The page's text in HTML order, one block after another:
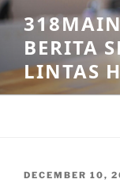
Skip
to
contentBERITA
LINTAS
POSTED
DECEMBER 10,